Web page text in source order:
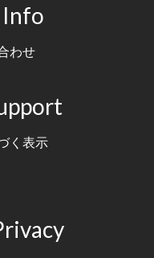
Info
わせ
く表示